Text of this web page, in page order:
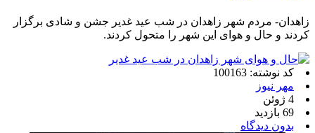
زاهدان- مردم شهر زاهدان در شب عید غدیر جشن و شادی برگزار
کردند و حال و هوای این شهر را متحول کردند.
کد نوشته: 100163
مهر نیوز
4 ژوئن
69 بازدید
بدون دیدگاه